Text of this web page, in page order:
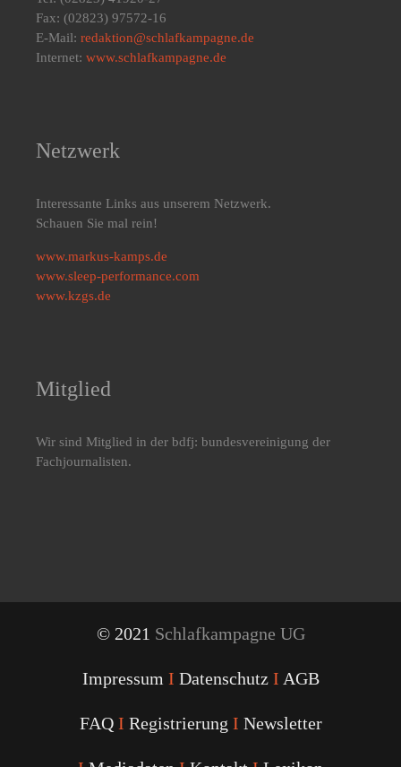
Fax: (02823) 97572-16
E-Mail: redaktion@schlafkampagne.de
Internet: www.schlafkampagne.de
Netzwerk
Interessante Links aus unserem Netzwerk.
Schauen Sie mal rein!
www.markus-kamps.de
www.sleep-performance.com
www.kzgs.de
Mitglied
Wir sind Mitglied in der bdfj: bundesvereinigung der
Fachjournalisten.
© 2021 Schlafkampagne UG
Impressum I Datenschutz I AGB
FAQ I Registrierung I Newsletter